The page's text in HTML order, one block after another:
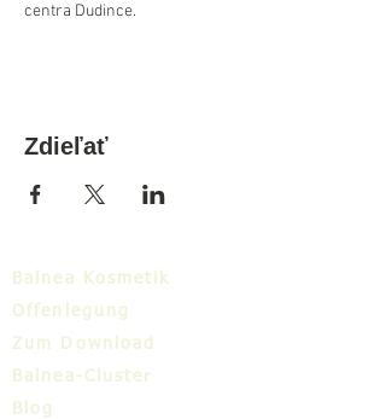
centra Dudince.
Zdieľať
Balnea Kosmetik
Offenlegung
Zum Download
Balnea-Cluster
Blog